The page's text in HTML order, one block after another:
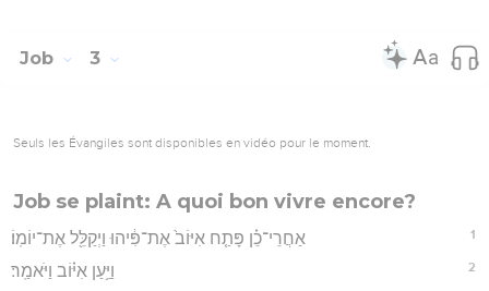
Job 3
Seuls les Évangiles sont disponibles en vidéo pour le moment.
Job se plaint: A quoi bon vivre encore?
1 אַחֲרֵי־כֵ֗ן פָּתַ֤ח אִיּוֹב֙ אֶת־פִּ֔יהוּ וַיְקַלֵּ֖ל אֶת־יוֹמֽוֹ׃
2 וַיַּ֥עַן אִיּ֗וֹב וַיֹּאמַֽר׃